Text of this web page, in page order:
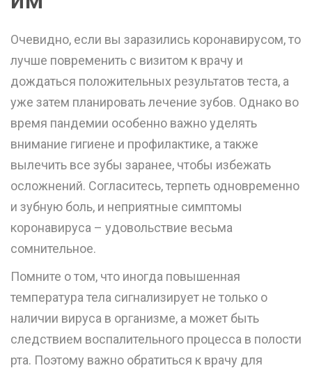
Очевидно, если вы заразились коронавирусом, то
лучше повременить с визитом к врачу и
дождаться положительных результатов теста, а
уже затем планировать лечение зубов. Однако во
время пандемии особенно важно уделять
внимание гигиене и профилактике, а также
вылечить все зубы заранее, чтобы избежать
осложнений. Согласитесь, терпеть одновременно
и зубную боль, и неприятные симптомы
коронавируса – удовольствие весьма
сомнительное.
Помните о том, что иногда повышенная
температура тела сигнализирует не только о
наличии вируса в организме, а может быть
следствием воспалительного процесса в полости
рта. Поэтому важно обратиться к врачу для